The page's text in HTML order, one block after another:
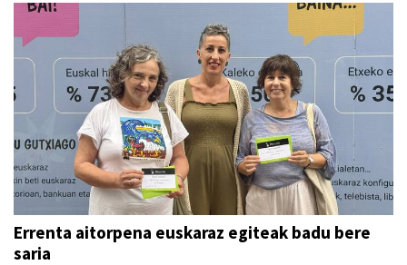
Errenta aitorpena euskaraz egiteak badu bere
saria